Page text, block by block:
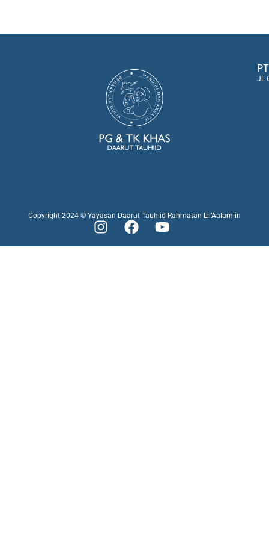
JL
Copyright 2024 © Yayasan Daarut Tauhiid Rahmatan Lil’Aalamiin